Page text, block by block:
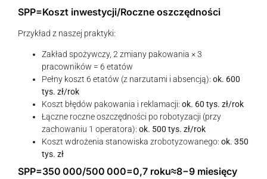
SPP=Koszt inwestycji/Roczne oszczędności
Przykład z naszej praktyki:
Zakład spożywczy, 2 zmiany pakowania × 3
pracowników = 6 etatów
Pełny koszt 6 etatów (z narzutami i absencją): ok. 600
tys. zł/rok
Koszt błędów pakowania i reklamacji: ok. 60 tys. zł/rok
Łączne roczne oszczędności po robotyzacji (przy
zachowaniu 1 operatora): ok. 500 tys. zł/rok
Koszt wdrożenia stanowiska zrobotyzowanego: ok. 350
tys. zł
SPP=350 000/500 000=0,7 roku≈8−9 miesięcy